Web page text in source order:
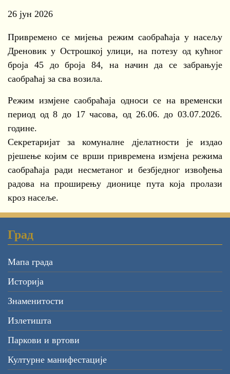
26 јун 2026
Привремено се мијења режим саобраћаја у насељу
Дреновик у Острошкој улици, на потезу од кућног
броја 45 до броја 84, на начин да се забрањује
саобраћај за сва возила.
Режим измјене саобраћаја односи се на временски
период од 8 до 17 часова, од 26.06. до 03.07.2026.
године.
Секретаријат за комуналне дјелатности је издао
рјешење којим се врши привремена измјена режима
саобраћаја ради несметаног и безбједног извођења
радова на проширењу дионице пута која пролази
кроз насеље.
Град
Мапа града
Историја
Знаменитости
Излетишта
Паркови и вртови
Културне манифестације